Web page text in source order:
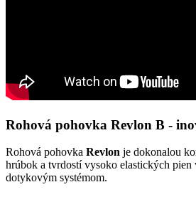
Rohová pohovka Revlon B -
Rohová pohovka Revlon je dokonalou
hrúbok a tvrdostí vysoko elastických
dotykovým systémom.